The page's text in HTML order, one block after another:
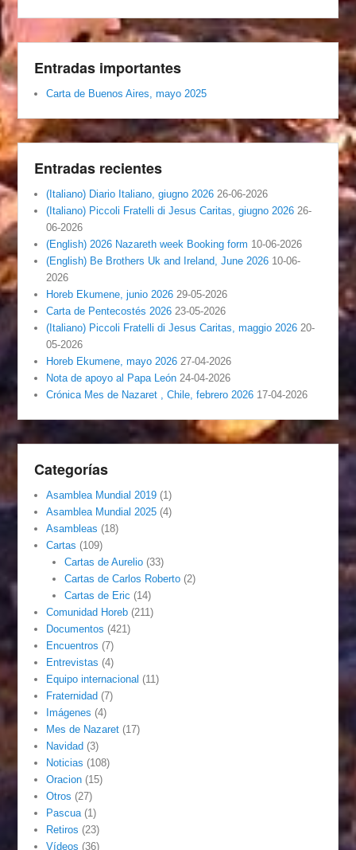
Entradas importantes
Carta de Buenos Aires, mayo 2025
Entradas recientes
(Italiano) Diario Italiano, giugno 2026 26-06-2026
(Italiano) Piccoli Fratelli di Jesus Caritas, giugno 2026 26-
06-2026
(English) 2026 Nazareth week Booking form 10-06-2026
(English) Be Brothers Uk and Ireland, June 2026 10-06-
2026
Horeb Ekumene, junio 2026 29-05-2026
Carta de Pentecostés 2026 23-05-2026
(Italiano) Piccoli Fratelli di Jesus Caritas, maggio 2026 20-
05-2026
Horeb Ekumene, mayo 2026 27-04-2026
Nota de apoyo al Papa León 24-04-2026
Crónica Mes de Nazaret , Chile, febrero 2026 17-04-2026
Categorías
Asamblea Mundial 2019 (1)
Asamblea Mundial 2025 (4)
Asambleas (18)
Cartas (109)
Cartas de Aurelio(33)
Cartas de Carlos Roberto(2)
Cartas de Eric (14)
Comunidad Horeb (211)
Documentos (421)
Encuentros (7)
Entrevistas (4)
Equipo internacional (11)
Fraternidad (7)
Imágenes (4)
Mes de Nazaret (17)
Navidad (3)
Noticias (108)
Oracion (15)
Otros (27)
Pascua (1)
Retiros (23)
Vídeos (36)